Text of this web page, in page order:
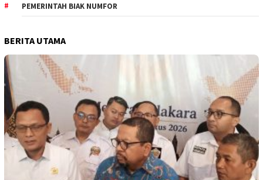
PEMERINTAH BIAK NUMFOR
BERITA UTAMA